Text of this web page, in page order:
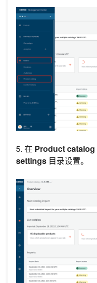
5. 在 Product catalog
settings 目录设置。